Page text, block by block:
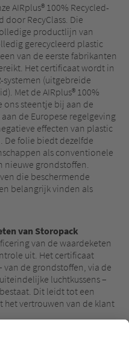
AIRplus® 100% Recycled-
door RecyClass. Die
productlijn van
gerecycleerd plastic
van de eerste fabrikanten
Het certificaat wordt in
systemen (uitgebreide
Met de AIRplus® 100%
ons steentje bij aan de
de Europese regelgeving
effecten van plastic
De folie biedt dezelfde
als conventionele
nieuwe grondstoffen.
die beschermende
belangrijk vinden als
van Storopack
van de waardeketen
uit. Het certificaat
de grondstoffen, via de
luchtkussens –
Dit leidt tot een
het vertrouwen van de klant
materiaal wordt
30 procent en het
over de hele